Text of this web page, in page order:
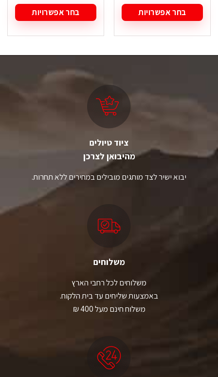
בחר אפשרויות
זה
מספר
האפשרויות
בחר אפשרויות
זה
מספר
ניתן
לבחור
האפשרויות
המוצר
ציוד טיולים
מהיבואן לצרכן
יבוא ישיר לצד מותגים מובילים במחירים ללא תחרות.
משלוחים
משלוחים לכל רחבי הארץ
באמצעות שליחים עד בית הלקוח.
משלוח חינם מעל 400 ₪